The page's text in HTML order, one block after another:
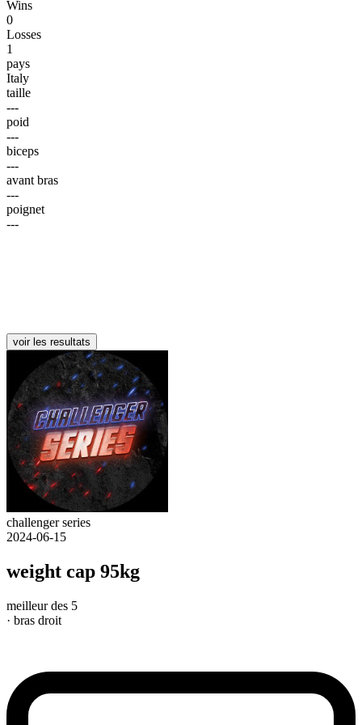
Wins
0
Losses
1
pays
Italy
taille
---
poid
---
biceps
---
avant bras
---
poignet
---
voir les resultats
challenger series
2024-06-15
weight cap 95kg
meilleur des 5
· bras droit